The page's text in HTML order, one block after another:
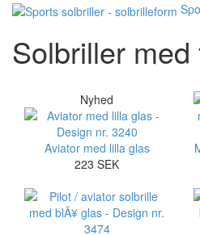
Solbriller
Nyhed
Aviator med lilla glas
223 SEK